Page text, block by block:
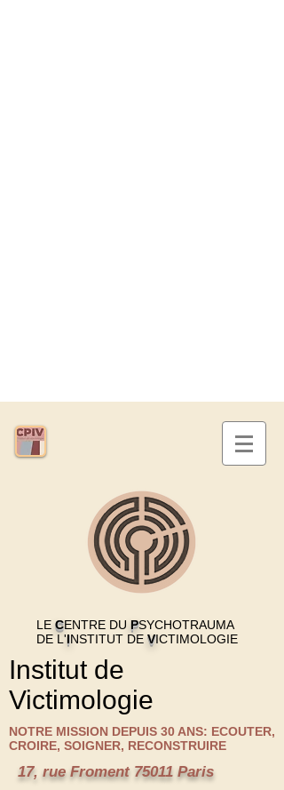
LE CENTRE DU PSYCHOTRAUMA
DE L'INSTITUT DE VICTIMOLOGIE
Institut de
Victimologie
NOTRE MISSION DEPUIS 30 ANS: ECOUTER,
CROIRE, SOIGNER, RECONSTRUIRE
17, rue Froment 75011 Paris